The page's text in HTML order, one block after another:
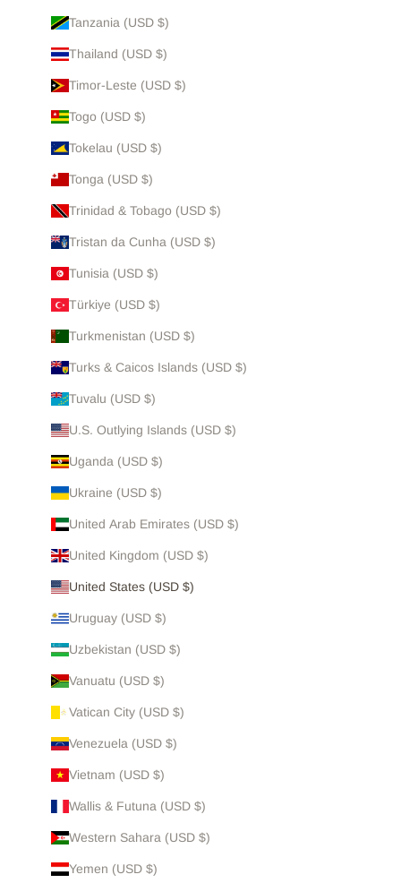
Tanzania (USD $)
Thailand (USD $)
Timor-Leste (USD $)
Togo (USD $)
Tokelau (USD $)
Tonga (USD $)
Trinidad & Tobago (USD $)
Tristan da Cunha (USD $)
Tunisia (USD $)
Türkiye (USD $)
Turkmenistan (USD $)
Turks & Caicos Islands (USD $)
Tuvalu (USD $)
U.S. Outlying Islands (USD $)
Uganda (USD $)
Ukraine (USD $)
United Arab Emirates (USD $)
United Kingdom (USD $)
United States (USD $)
Uruguay (USD $)
Uzbekistan (USD $)
Vanuatu (USD $)
Vatican City (USD $)
Venezuela (USD $)
Vietnam (USD $)
Wallis & Futuna (USD $)
Western Sahara (USD $)
Yemen (USD $)